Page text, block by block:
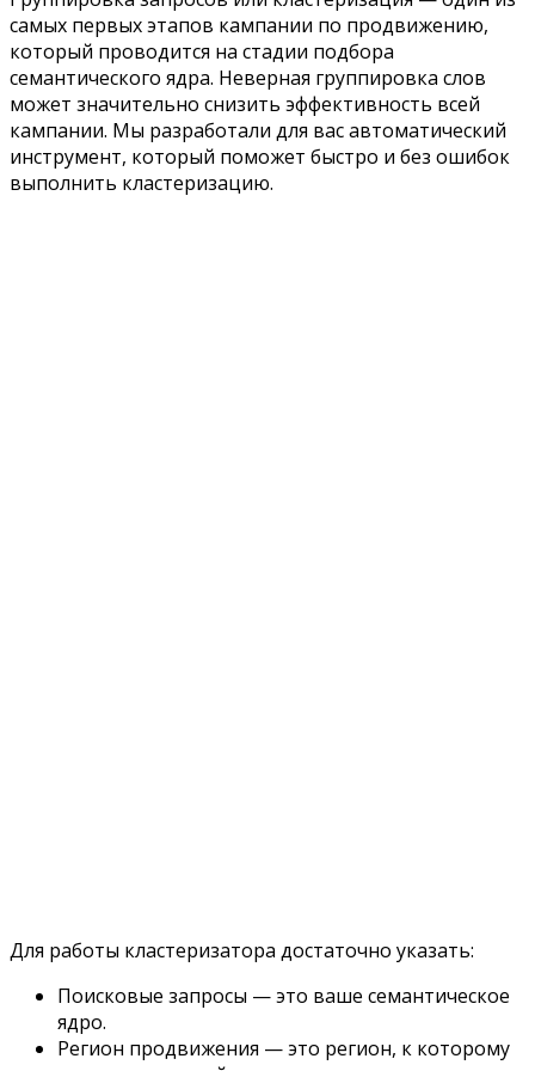
самых первых этапов кампании по продвижению,
который проводится на стадии подбора
семантического ядра. Неверная группировка слов
может значительно снизить эффективность всей
кампании. Мы разработали для вас автоматический
инструмент, который поможет быстро и без ошибок
выполнить кластеризацию.
Для работы кластеризатора достаточно указать:
Поисковые запросы — это ваше семантическое
ядро.
Регион продвижения — это регион, к которому